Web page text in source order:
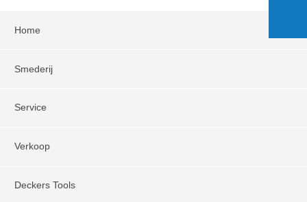
Home
Smederij
Service
Verkoop
Deckers Tools